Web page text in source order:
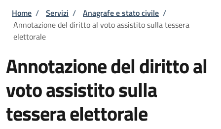
Briciole di pane
Home / Servizi / Anagrafe e stato civile /
Annotazione del diritto al voto assistito sulla tessera
elettorale
Annotazione del diritto al
voto assistito sulla
tessera elettorale